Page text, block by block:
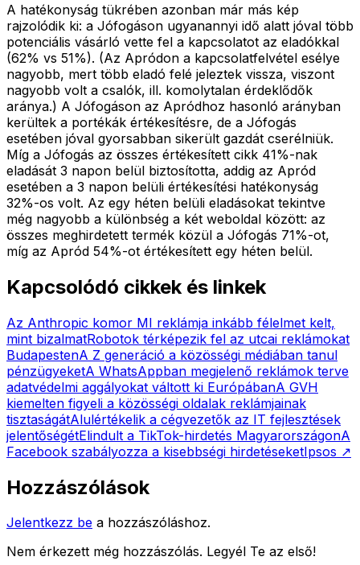
A hatékonyság tükrében azonban már más kép
rajzolódik ki: a Jófogáson ugyanannyi idő alatt jóval több
potenciális vásárló vette fel a kapcsolatot az eladókkal
(62% vs 51%). (Az Apródon a kapcsolatfelvétel esélye
nagyobb, mert több eladó felé jeleztek vissza, viszont
nagyobb volt a csalók, ill. komolytalan érdeklődők
aránya.) A Jófogáson az Apródhoz hasonló arányban
kerültek a portékák értékesítésre, de a Jófogás
esetében jóval gyorsabban sikerült gazdát cserélniük.
Míg a Jófogás az összes értékesített cikk 41%-nak
eladását 3 napon belül biztosította, addig az Apród
esetében a 3 napon belüli értékesítési hatékonyság
32%-os volt. Az egy héten belüli eladásokat tekintve
még nagyobb a különbség a két weboldal között: az
összes meghirdetett termék közül a Jófogás 71%-ot,
míg az Apród 54%-ot értékesített egy héten belül.
Kapcsolódó cikkek és linkek
Az Anthropic komor MI reklámja inkább félelmet kelt,
mint bizalmatRobotok térképezik fel az utcai reklámokat
BudapestenA Z generáció a közösségi médiában tanul
pénzügyeketA WhatsAppban megjelenő reklámok terve
adatvédelmi aggályokat váltott ki EurópábanA GVH
kiemelten figyeli a közösségi oldalak reklámjainak
tisztaságátAlulértékelik a cégvezetők az IT fejlesztések
jelentőségétElindult a TikTok-hirdetés MagyarországonA
Facebook szabályozza a kisebbségi hirdetéseketIpsos ↗
Hozzászólások
Jelentkezz be a hozzászóláshoz.
Nem érkezett még hozzászólás. Legyél Te az első!